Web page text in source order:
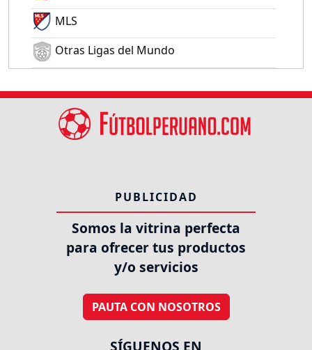
MLS
Otras Ligas del Mundo
PUBLICIDAD
Somos la vitrina perfecta
para ofrecer tus productos
y/o servicios
PAUTA CON NOSOTROS